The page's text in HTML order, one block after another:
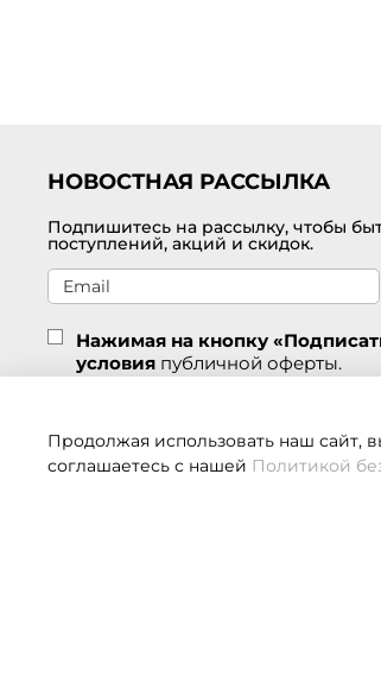
НОВОСТНАЯ РАССЫЛКА
Подпишитесь на рассылку, чтобы
поступлений, акций и скидок.
Нажимая на кнопку
условия публичной оферты.
Продолжая использовать наш сайт,
соглашаетесь с нашей Политикой